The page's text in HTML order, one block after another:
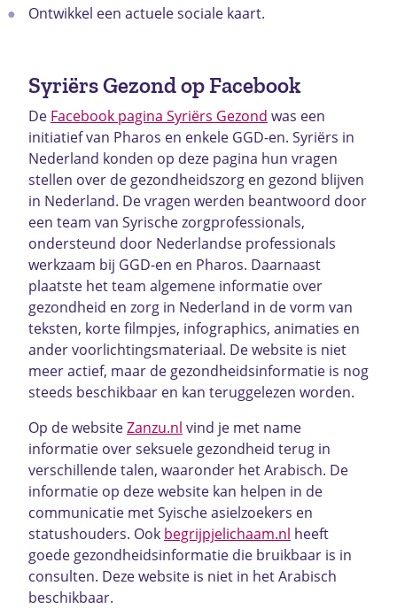
Ontwikkel een actuele sociale kaart.
Syriërs Gezond op Facebook
De Facebook pagina Syriërs Gezond was een
initiatief van Pharos en enkele GGD-en. Syriërs in
Nederland konden op deze pagina hun vragen
stellen over de gezondheidszorg en gezond blijven
in Nederland. De vragen werden beantwoord door
een team van Syrische zorgprofessionals,
ondersteund door Nederlandse professionals
werkzaam bij GGD-en en Pharos. Daarnaast
plaatste het team algemene informatie over
gezondheid en zorg in Nederland in de vorm van
teksten, korte filmpjes, infographics, animaties en
ander voorlichtingsmateriaal. De website is niet
meer actief, maar de gezondheidsinformatie is nog
steeds beschikbaar en kan teruggelezen worden.
Op de websiteZanzu.nl vind je met name
informatie over seksuele gezondheid terug in
verschillende talen, waaronder het Arabisch. De
informatie op deze website kan helpen in de
communicatie met Syische asielzoekers en
statushouders. Ook begrijpjelichaam.nl heeft
goede gezondheidsinformatie die bruikbaar is in
consulten. Deze website is niet in het Arabisch
beschikbaar.